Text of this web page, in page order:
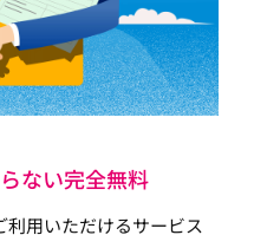
ない完全無料
用いただけるサービス